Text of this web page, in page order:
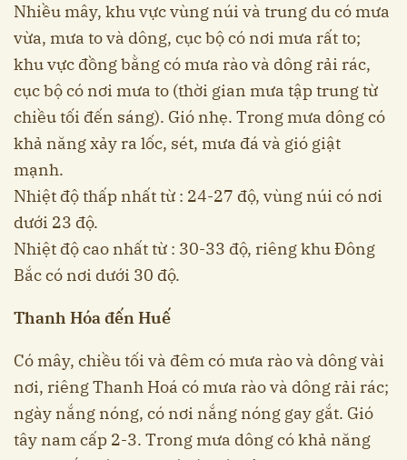
Nhiều mây, khu vực vùng núi và trung du có mưa
vừa, mưa to và dông, cục bộ có nơi mưa rất to;
khu vực đồng bằng có mưa rào và dông rải rác,
cục bộ có nơi mưa to (thời gian mưa tập trung từ
chiều tối đến sáng). Gió nhẹ. Trong mưa dông có
khả năng xảy ra lốc, sét, mưa đá và gió giật
mạnh.
Nhiệt độ thấp nhất từ : 24-27 độ, vùng núi có nơi
dưới 23 độ.
Nhiệt độ cao nhất từ : 30-33 độ, riêng khu Đông
Bắc có nơi dưới 30 độ.
Thanh Hóa đến Huế
Có mây, chiều tối và đêm có mưa rào và dông vài
nơi, riêng Thanh Hoá có mưa rào và dông rải rác;
ngày nắng nóng, có nơi nắng nóng gay gắt. Gió
tây nam cấp 2-3. Trong mưa dông có khả năng